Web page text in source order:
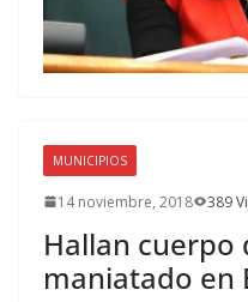
MUNICIPIOS
14 noviembre, 2018 389
Hallan cuerpo
maniatado en